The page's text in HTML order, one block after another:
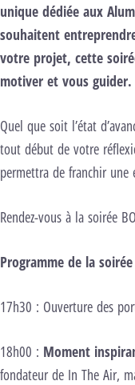
unique dédiée aux
souhaitent
votre projet, cette
motiver et vous guider.
Quel que soit l’état
tout début de votre
permettra de franchir une
Rendez-vous à la soirée
Programme de la
17h30 : Ouverture des
18h00 : Moment
fondateur de In The Air,